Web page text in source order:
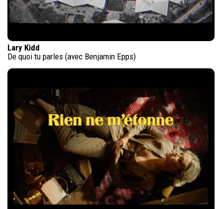
Lary Kidd
De quoi tu parles (avec Benjamin Epps)